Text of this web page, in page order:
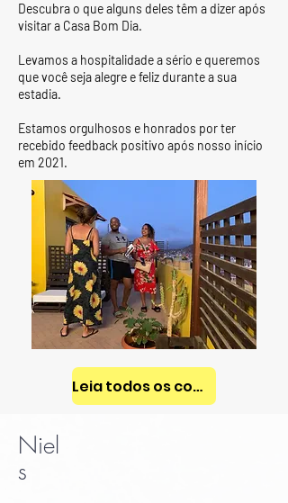
Descubra o que alguns deles têm a dizer após
visitar a Casa Bom Dia.
Levamos a hospitalidade a sério e queremos
que você seja alegre e feliz durante a sua
estadia.
Estamos orgulhosos e honrados por ter
recebido feedback positivo após nosso início
em 2021.
Leia todos os comentários >
Niel
s